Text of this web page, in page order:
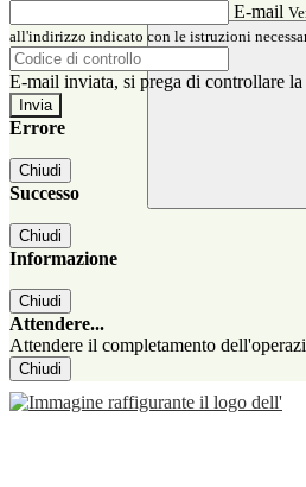
E-mail
all'indirizzo indicato con le istruzioni
E-mail inviata, si prega di controllare
Errore
Chiudi
Successo
Chiudi
Informazione
Chiudi
Attendere...
Attendere il completamento
Chiudi